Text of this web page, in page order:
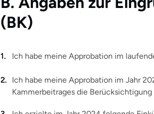
(BK)
Ich habe meine Approbation im
Ich habe meine Approbation im Jahr
Kammerbeitrages die